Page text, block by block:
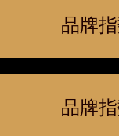
品牌
品牌